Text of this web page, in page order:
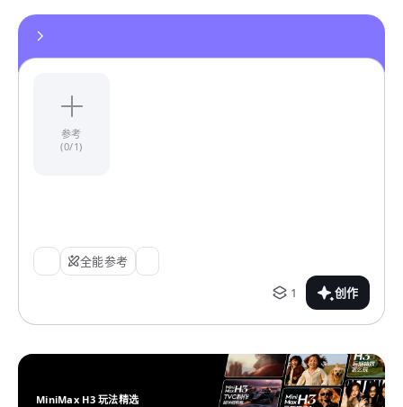
参考
(0/1)
全能参考
1
创作
MiniMax H3 玩法精选